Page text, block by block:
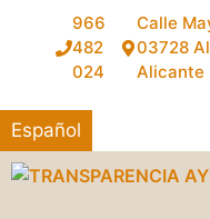
contenido
966
482
024
Calle
03728
Alicante
Español